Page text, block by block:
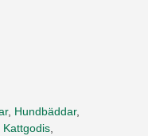
, Hundbäddar,
Kattgodis,